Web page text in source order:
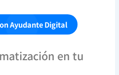
Ayudante Digital
en tu